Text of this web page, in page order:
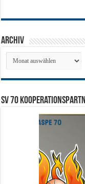
Archiv
Archiv
SV 70